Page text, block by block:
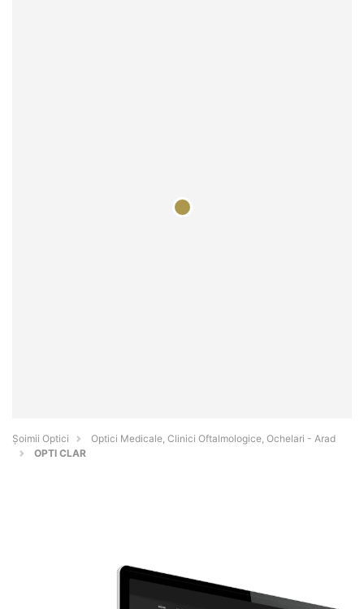
Șoimii Optici
Optici Medicale, Clinici Oftalmologice, Ochelari - Arad
OPTI CLAR